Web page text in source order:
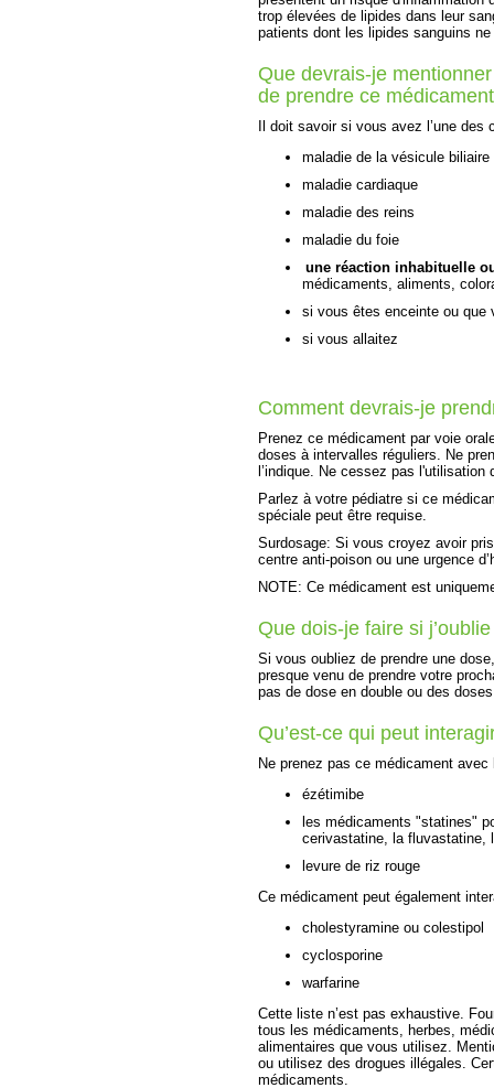
trop élevées de lipides dans leur
patients dont les lipides sanguins
Que devrais-je
de prendre ce
Il doit savoir si vous avez l’une des
maladie de la vésicule biliaire
maladie cardiaque
maladie des reins
maladie du foie
une réaction inhabituelle
médicaments, aliments,
si vous êtes enceinte ou que
si vous allaitez
Comment devrais-je
Prenez ce médicament par voie
doses à intervalles réguliers. Ne
l’indique. Ne cessez pas
Parlez à votre pédiatre si ce
spéciale peut être requise.
Surdosage: Si vous croyez avoir
centre anti-poison ou une urgence
NOTE: Ce médicament est
Que dois-je faire si
Si vous oubliez de prendre une
presque venu de prendre votre
pas de dose en double ou des
Qu’est-ce qui peut
Ne prenez pas ce médicament
ézétimibe
les médicaments "statines"
cerivastatine, la fluvastatine,
levure de riz rouge
Ce médicament peut également
cholestyramine ou colestipol
cyclosporine
warfarine
Cette liste n’est pas exhaustive.
tous les médicaments, herbes,
alimentaires que vous utilisez.
ou utilisez des drogues illégales.
médicaments.